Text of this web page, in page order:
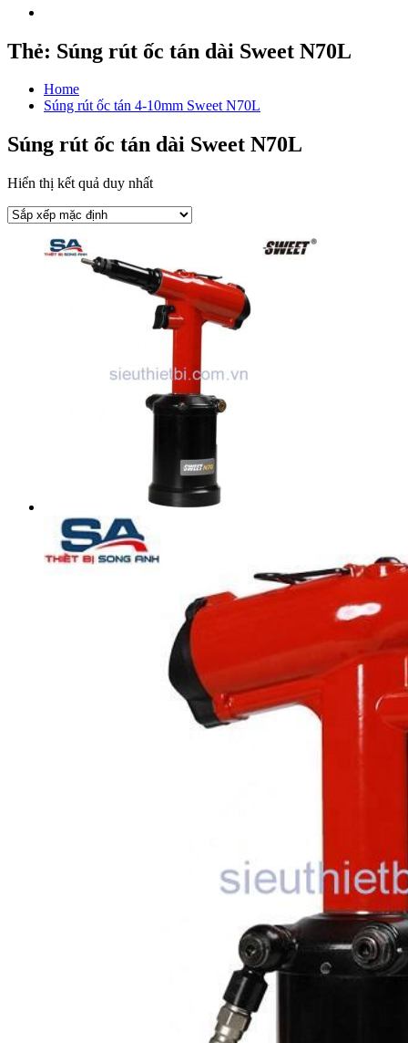
Thẻ: Súng rút ốc tán dài Sweet N70L
Home
Súng rút ốc tán 4-10mm Sweet N70L
Súng rút ốc tán dài Sweet N70L
Hiển thị kết quả duy nhất